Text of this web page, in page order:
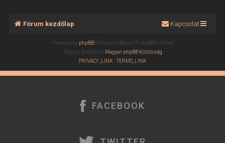
Fórum kezdőlap Kapcsolat
Powered by phpBB® Forum Software © phpBB Limited
Magyar fordítás © Magyar phpBB Közösség
PRIVACY_LINK |TERMS_LINK
FACEBOOK